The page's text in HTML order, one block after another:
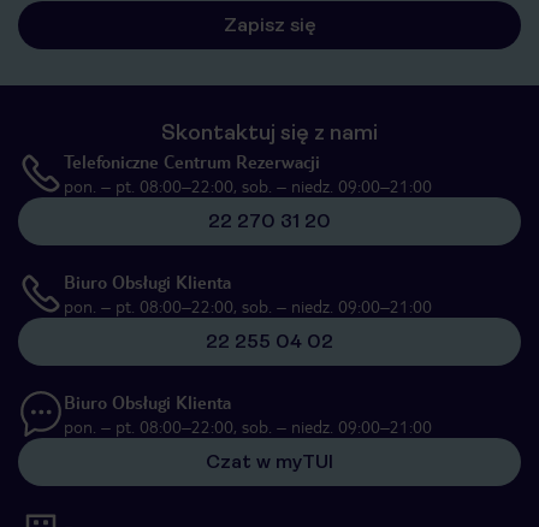
Zapisz się
Skontaktuj się z nami
Telefoniczne Centrum Rezerwacji
pon. – pt. 08:00–22:00, sob. – niedz. 09:00–21:00
22 270 31 20
Biuro Obsługi Klienta
pon. – pt. 08:00–22:00, sob. – niedz. 09:00–21:00
22 255 04 02
Biuro Obsługi Klienta
pon. – pt. 08:00–22:00, sob. – niedz. 09:00–21:00
Czat w myTUI